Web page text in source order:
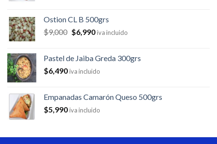
Ostion CL B 500grs
$9,000 $6,990 iva incluido
Pastel de Jaiba Greda 300grs
$6,490iva incluido
Empanadas Camarón Queso 500grs
$5,990iva incluido